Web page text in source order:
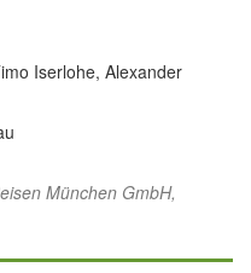
Iserlohe, Alexander
München GmbH,